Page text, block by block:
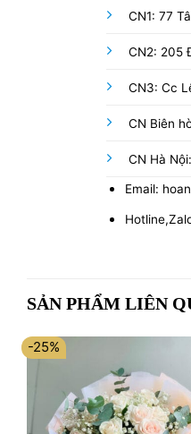
CN1: 77
CN2: 205
CN3: Cc
CN Biên
CN Hà
Email:
SẢN PHẨM LIÊN
-25%